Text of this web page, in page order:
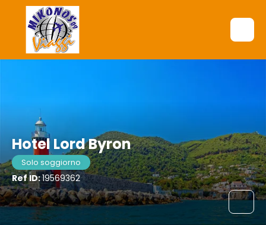
Hotel Lord Byron
Solo soggiorno
Ref ID:19569362